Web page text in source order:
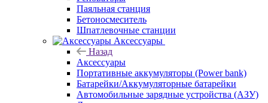
Паяльная станция
Бетоносмеситель
Шпатлевочные станции
Аксессуары
Назад
Аксессуары
Портативные аккумуляторы (Power bank)
Батарейки/Аккумуляторные батарейки
Автомобильные зарядные устройства (АЗУ)